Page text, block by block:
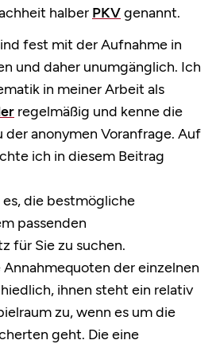
halber PKVgenannt.
fest mit der Aufnahme in
und daher unumgänglich. Ich
in meiner Arbeit als
regelmäßig und kenne die
der anonymen Voranfrage. Auf
ich in diesem Beitrag
die bestmögliche
passenden
für Sie zu suchen.
der einzelnen
ihnen steht ein relativ
zu, wenn es um die
geht. Die eine